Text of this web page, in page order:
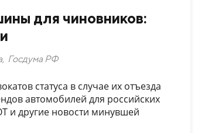
для чиновников:
, Госдума РФ
статуса в случае их отъезда
автомобилей для российских
и другие новости минувшей